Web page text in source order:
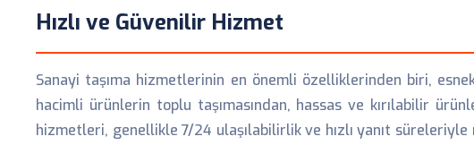
Hızlı ve Güvenilir Hizmet
Sanayi taşıma hizmetlerinin en önemli özelliklerinden biri,
hacimli ürünlerin toplu taşımasından, hassas ve kırılabilir
hizmetleri, genellikle 7/24 ulaşılabilirlik ve hızlı yanıt